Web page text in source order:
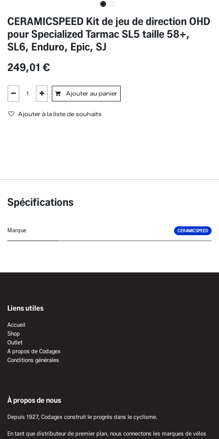
CERAMICSPEED Kit de jeu de direction OHD
pour Specialized Tarmac SL5 taille 58+,
SL6, Enduro, Epic, SJ
249,01 €
Ajouter au panier
Ajouter à la liste de souhaits
Spécifications
Marque CERAMICSPEED
Liens utiles
Accueil
Shop
Outlet
A propos de Codagex
Conditions générales
À propos de nous
Depuis 1927, Codagex construit le progrès dans le cyclisme.
En tant que distributeur de premier plan, nous connectons les marques de vélos